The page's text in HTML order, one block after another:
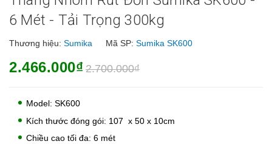
6 Mét - Tải Trọng 300kg
Thương hiệu: Sumika Mã SP: Sumika SK600
2.466.000₫ 2.700.000₫
Model: SK600
Kích thước đóng gói: 107 x 50 x 10cm
Chiều cao tối đa: 6 mét